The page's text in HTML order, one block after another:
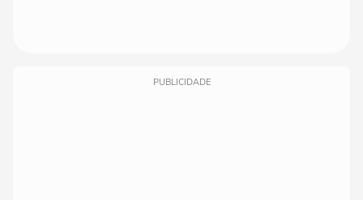
PUBLICIDADE